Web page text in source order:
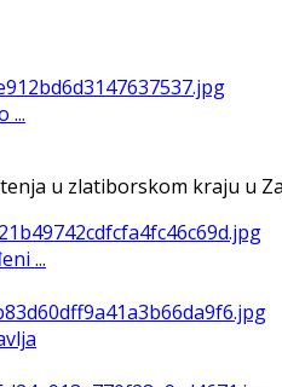
...
u zlatiborskom kraju u
...